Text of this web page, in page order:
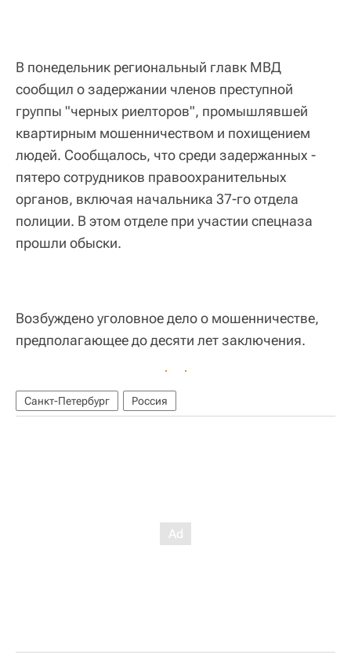
В понедельник региональный главк МВД
сообщил о задержании членов преступной
группы "черных риелторов", промышлявшей
квартирным мошенничеством и похищением
людей. Сообщалось, что среди задержанных -
пятеро сотрудников правоохранительных
органов, включая начальника 37-го отдела
полиции. В этом отделе при участии спецназа
прошли обыски.
Возбуждено уголовное дело о мошенничестве,
предполагающее до десяти лет заключения.
Санкт-Петербург Россия